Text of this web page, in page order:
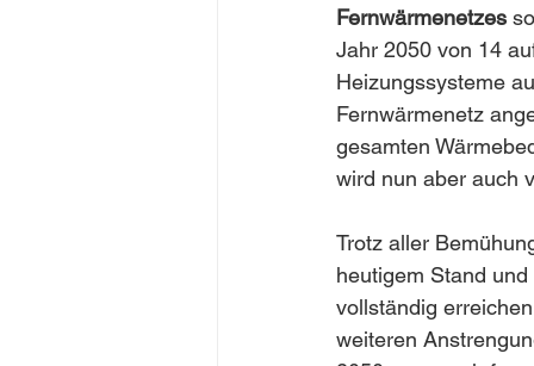
Fernwärmenetzes
Jahr 2050 von 14
Heizungssysteme
Fernwärmenetz
gesamten
wird nun aber auch
Trotz aller
heutigem Stand
vollständig
weiteren